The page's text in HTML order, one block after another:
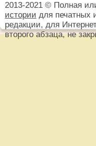
2013-2021 © Полная
истории для печатных
редакции, для
второго абзаца, не